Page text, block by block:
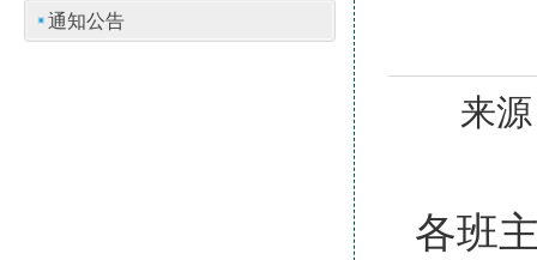
通知公告
来
各班